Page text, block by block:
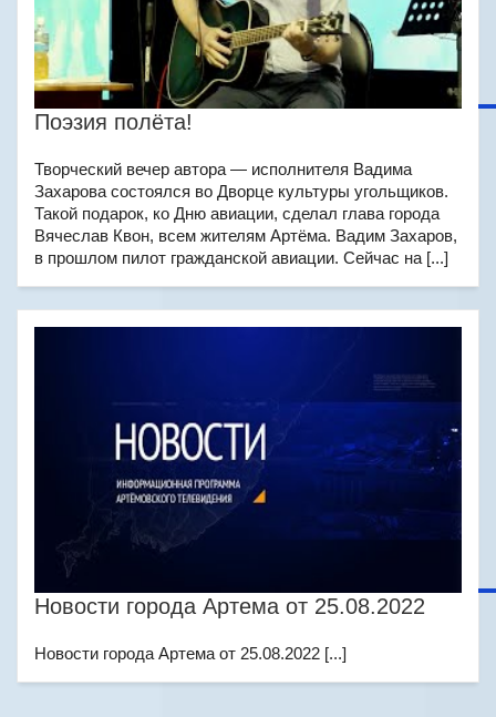
Поэзия полёта!
Творческий вечер автора — исполнителя Вадима
Захарова состоялся во Дворце культуры угольщиков.
Такой подарок, ко Дню авиации, сделал глава города
Вячеслав Квон, всем жителям Артёма. Вадим Захаров,
в прошлом пилот гражданской авиации. Сейчас на [...]
Новости города Артема от 25.08.2022
Новости города Артема от 25.08.2022 [...]